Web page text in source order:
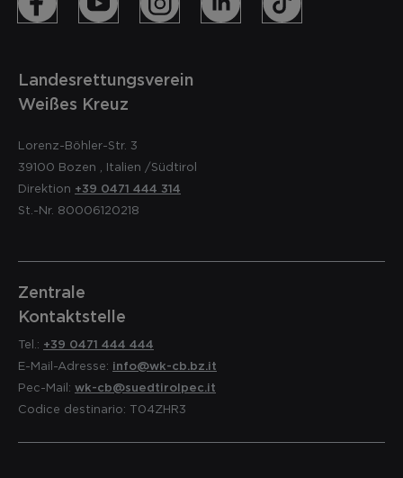
Landesrettungsverein
Weißes Kreuz
Lorenz-Böhler-Str. 3
39100 Bozen Italien /Südtirol
Direktion +39 0471 444 314
St.-Nr. 80006120218
Zentrale
Kontaktstelle
Tel.: +39 0471 444 444
E-Mail-Adresse: info@wk-cb.bz.it
Pec-Mail: wk-cb@suedtirolpec.it
Codice destinario: T04ZHR3